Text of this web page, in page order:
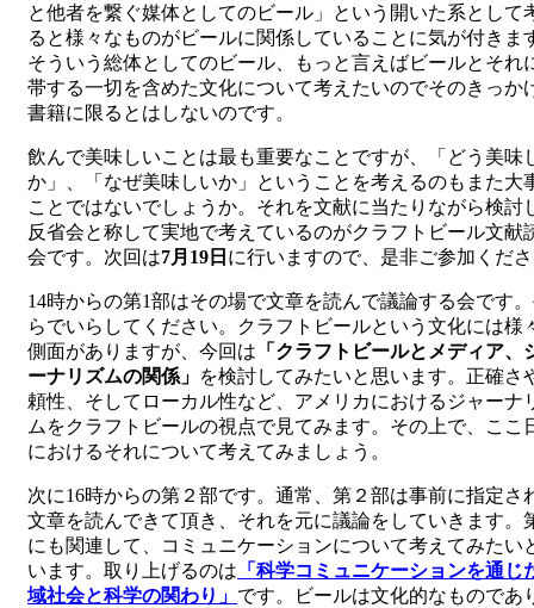
と他者を繋ぐ媒体としてのビール」という開いた系として
ると様々なものがビールに関係していることに気が付きま
そういう総体としてのビール、もっと言えばビールとそれ
帯する一切を含めた文化について考えたいのでそのきっか
書籍に限るとはしないのです。
飲んで美味しいことは最も重要なことですが、「どう美味
か」、「なぜ美味しいか」ということを考えるのもまた大
ことではないでしょうか。それを文献に当たりながら検討
反省会と称して実地で考えているのがクラフトビール文献
会です。次回は7月19日 に行いますので、是非ご参加くだ
14時からの第1部はその場で文章を読んで議論する会です
らでいらしてください。クラフトビールという文化には様
側面がありますが、今回は 「クラフトビールとメディア、
ーナリズムの関係」 を検討してみたいと思います。正確さ
頼性、そしてローカル性など、アメリカにおけるジャーナ
ムをクラフトビールの視点で見てみます。その上で、ここ
におけるそれについて考えてみましょう。
次に16時からの第２部です。通常、第２部は事前に指定さ
文章を読んできて頂き、それを元に議論をしていきます。
にも関連して、コミュニケーションについて考えてみたい
います。取り上げるのは 「科学コミュニケーションを通じ
域社会と科学の関わり」 です。ビールは文化的なものであ